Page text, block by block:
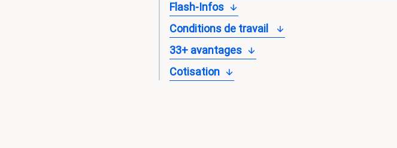
Flash-Infos
Conditions de travail
33+ avantages
Cotisation